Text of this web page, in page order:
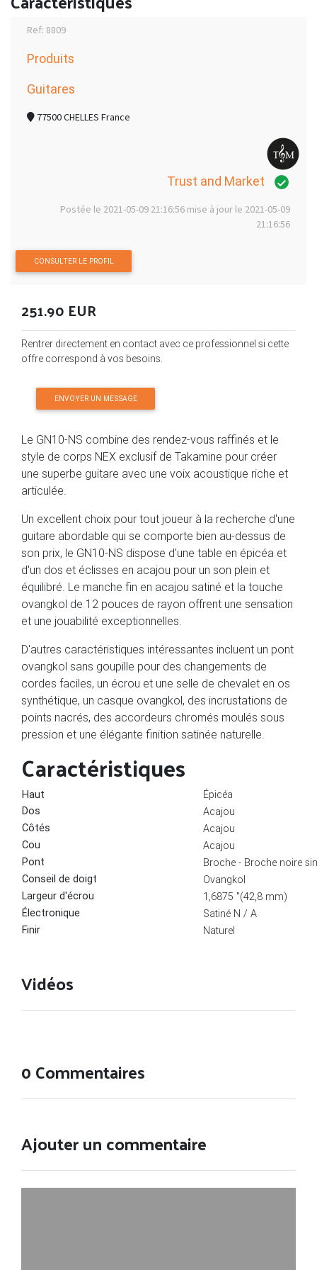
Ref: 8809
Produits
Guitares
77500 CHELLES France
Trust and Market
Postée le 2021-05-09 21:16:56 mise à jour le 2021-05-09
21:16:56
CONSULTER LE PROFIL
251.90 EUR
Rentrer directement en contact avec ce professionnel si cette
offre correspond à vos besoins.
ENVOYER UN MESSAGE
Le GN10-NS combine des rendez-vous raffinés et le
style de corps NEX exclusif de Takamine pour créer
une superbe guitare avec une voix acoustique riche et
articulée.
Un excellent choix pour tout joueur à la recherche d'une
guitare abordable qui se comporte bien au-dessus de
son prix, le GN10-NS dispose d'une table en épicéa et
d'un dos et éclisses en acajou pour un son plein et
équilibré. Le manche fin en acajou satiné et la touche
ovangkol de 12 pouces de rayon offrent une sensation
et une jouabilité exceptionnelles.
D'autres caractéristiques intéressantes incluent un pont
ovangkol sans goupille pour des changements de
cordes faciles, un écrou et une selle de chevalet en os
synthétique, un casque ovangkol, des incrustations de
points nacrés, des accordeurs chromés moulés sous
pression et une élégante finition satinée naturelle.
Caractéristiques
Haut
Épicéa
Dos
Acajou
Côtés
Acajou
Cou
Acajou
Pont
Broche - Broche noire
Conseil de doigt
Ovangkol
Largeur d'écrou
1,6875 "(42,8 mm)
Électronique
Satiné N / A
Finir
Naturel
Vidéos
0 Commentaires
Ajouter un commentaire